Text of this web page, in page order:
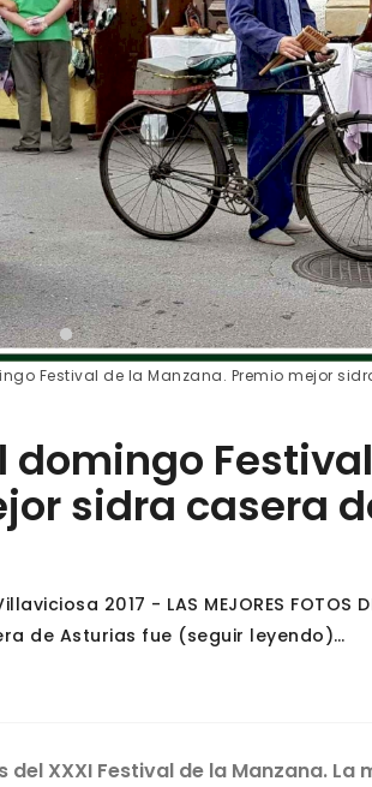
Festival de la Manzana. Premio mejor
domingo
sidra casera
2017 - LAS MEJORES FOTOS
de Asturias fue (seguir leyendo)…
XXXI Festival de la Manzana. La